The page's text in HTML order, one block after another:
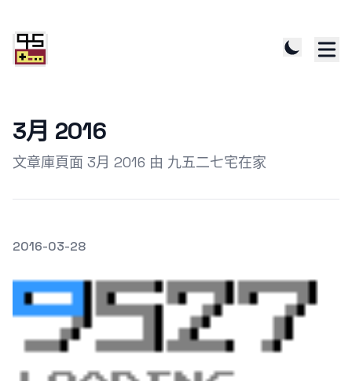
3月 2016
文章庫頁面 3月 2016 由 九五二七宅在家
發文於
2016-03-28